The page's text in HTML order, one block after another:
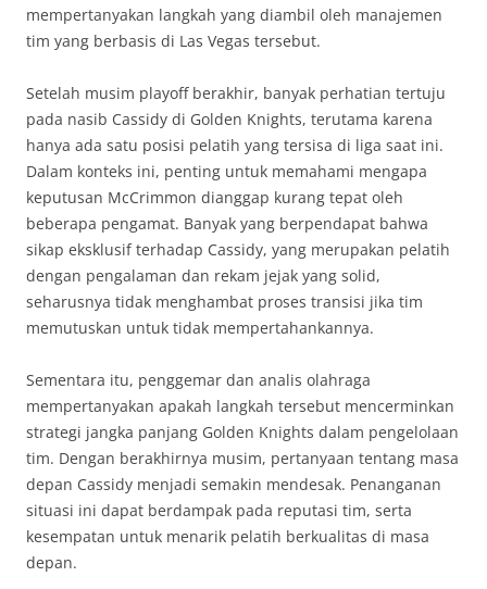
mempertanyakan langkah yang diambil oleh manajemen
tim yang berbasis di Las Vegas tersebut.
Setelah musim playoff berakhir, banyak perhatian tertuju
pada nasib Cassidy di Golden Knights, terutama karena
hanya ada satu posisi pelatih yang tersisa di liga saat ini.
Dalam konteks ini, penting untuk memahami mengapa
keputusan McCrimmon dianggap kurang tepat oleh
beberapa pengamat. Banyak yang berpendapat bahwa
sikap eksklusif terhadap Cassidy, yang merupakan pelatih
dengan pengalaman dan rekam jejak yang solid,
seharusnya tidak menghambat proses transisi jika tim
memutuskan untuk tidak mempertahankannya.
Sementara itu, penggemar dan analis olahraga
mempertanyakan apakah langkah tersebut mencerminkan
strategi jangka panjang Golden Knights dalam pengelolaan
tim. Dengan berakhirnya musim, pertanyaan tentang masa
depan Cassidy menjadi semakin mendesak. Penanganan
situasi ini dapat berdampak pada reputasi tim, serta
kesempatan untuk menarik pelatih berkualitas di masa
depan.